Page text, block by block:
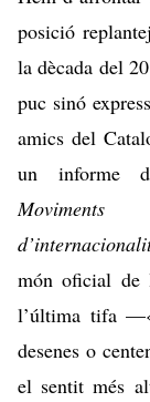
posició
la dècada del
puc sinó
amics del
un informe
món oficial de
l’última tifa
desenes o
el sentit més